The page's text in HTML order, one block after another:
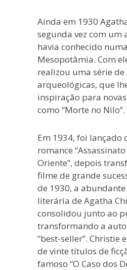
Ainda em 1930
segunda vez com um
havia conhecido
Mesopotâmia. Com
realizou uma série de
arqueológicas, que
inspiração para
como “Morte no Nilo”.
Em 1934, foi lançado
romance
Oriente”, depois
filme de grande
de 1930, a
literária de Agatha
consolidou junto ao
transformando a
“best-seller”. Christie
de vinte títulos de
famoso “O Caso dos